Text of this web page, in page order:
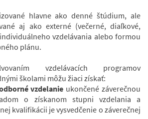
hlavne ako denné štúdium, ale
aj ako externé (večerné, diaľkové,
vzdelávania alebo formou
plánu.
vzdelávacích programov
školami môžu žiaci získať:
vzdelanie ukončené záverečnou
o získanom stupni vzdelania a
kvalifikácii je vysvedčenie o záverečnej